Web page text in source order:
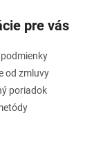
pre vás
od zmluvy
poriadok